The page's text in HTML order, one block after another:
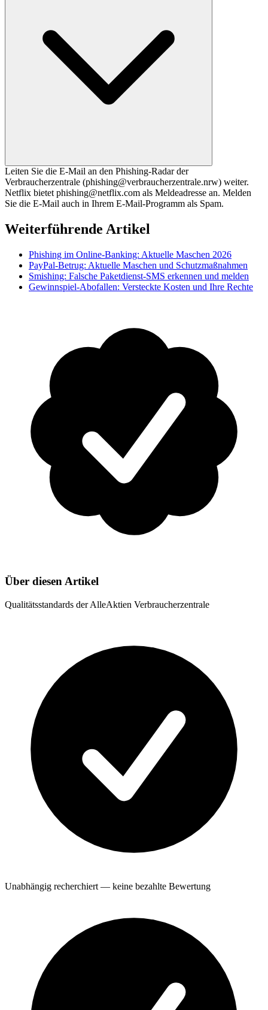
Leiten Sie die E-Mail an den Phishing-Radar der
Verbraucherzentrale (phishing@verbraucherzentrale.nrw) weiter.
Netflix bietet phishing@netflix.com als Meldeadresse an. Melden
Sie die E-Mail auch in Ihrem E-Mail-Programm als Spam.
Weiterführende Artikel
Phishing im Online-Banking: Aktuelle Maschen 2026
PayPal-Betrug: Aktuelle Maschen und Schutzmaßnahmen
Smishing: Falsche Paketdienst-SMS erkennen und melden
Gewinnspiel-Abofallen: Versteckte Kosten und Ihre Rechte
Über diesen Artikel
Qualitätsstandards der AlleAktien Verbraucherzentrale
Unabhängig recherchiert — keine bezahlte Bewertung